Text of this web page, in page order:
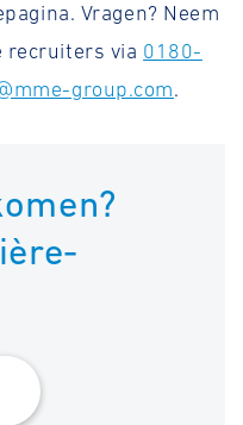
Vragen? Neem
recruiters via 0180-
group.com.